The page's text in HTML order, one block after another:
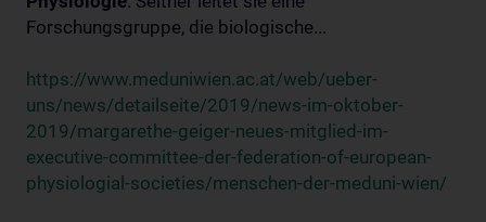
Forschungsgruppe, die biologische...
https://www.meduniwien.ac.at/web/ueber-
uns/news/detailseite/2019/news-im-oktober-
2019/margarethe-geiger-neues-mitglied-im-
executive-committee-der-federation-of-european-
physiologial-societies/menschen-der-meduni-wien/